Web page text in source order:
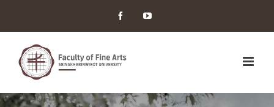
FacebookYouTube